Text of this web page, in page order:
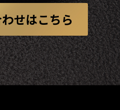
せはこちら